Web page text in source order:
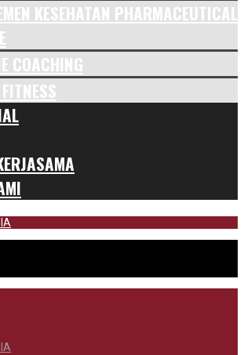
KESEHATAN PHARMACEUTICAL
COACHING